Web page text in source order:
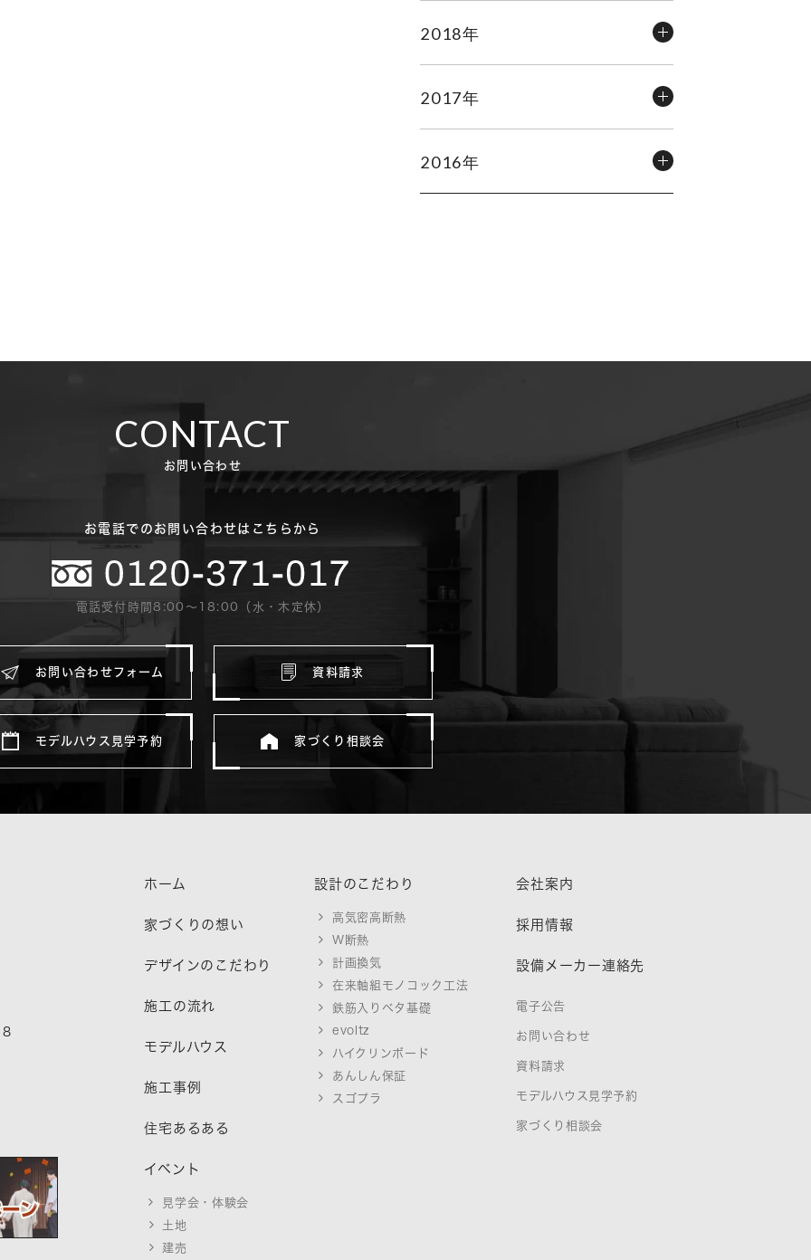
2018年
2017年
2016年
CONTACT
お問い合わせ
お電話でのお問い合わせはこちらから
電話受付時間8:00〜18:00（水・木定休）
お問い合わせフォーム 資料請求
モデルハウス見学予約 家づくり相談会
ホーム
家づくりの想い
デザインのこだわり
施工の流れ
モデルハウス
施工事例
住宅あるある
イベント
見学会・体験会
土地
建売
設計のこだわり
高気密高断熱
W断熱
計画換気
在来軸組モノコック工法
鉄筋入りベタ基礎
evoltz
ハイクリンボード
あんしん保証
スゴプラ
会社案内
採用情報
設備メーカー連絡先
電子公告
お問い合わせ
資料請求
モデルハウス見学予約
家づくり相談会